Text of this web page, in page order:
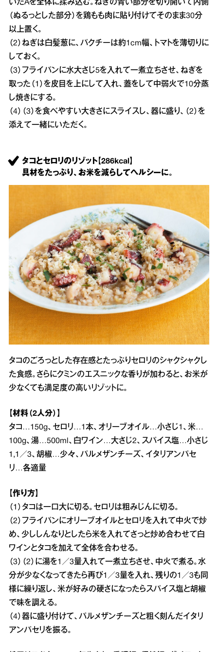
いたAを全体に揉み込む。ねぎの青い部分を切り開いて内側
（ぬるっとした部分）を鶏もも肉に貼り付けてそのまま30分
以上置く。
（2）ねぎは白髪葱に、パクチーは約1cm幅、トマトを薄切りに
しておく。
（3）フライパンに水大さじ5を入れて一煮立ちさせ、ねぎを
取った（1）を皮目を上にして入れ、蓋をして中弱火で10分蒸
し焼きにする。
（4）（3）を食べやすい大きさにスライスし、器に盛り、（2）を
添えて一緒にいただく。
タコとセロリのリゾット【286kcal】
具材をたっぷり、お米を減らしてヘルシーに。
タコのごろっとした存在感とたっぷりセロリのシャクシャクし
た食感。さらにクミンのエスニックな香りが加わると、お米が
少なくても満足度の高いリゾットに。
【材料（2人分）】
タコ…150g、セロリ…1本、オリーブオイル…小さじ1、米…
100g、湯…500ml、白ワイン…大さじ2、スパイス塩…小さじ
1,1／3、胡椒…少々、パルメザンチーズ、イタリアンパセ
リ…各適量
【作り方】
（1）タコは一口大に切る。セロリは粗みじんに切る。
（2）フライパンにオリーブオイルとセロリを入れて中火で炒
め、少ししんなりとしたら米を入れてさっと炒め合わせて白
ワインとタコを加えて全体を合わせる。
（3）（2）に湯を1／3量入れて一煮立ちさせ、中火で煮る。水
分が少なくなってきたら再び1／3量を入れ、残りの1／3も同
様に繰り返し、米が好みの硬さになったらスパイス塩と胡椒
で味を調える。
（4）器に盛り付けて、パルメザンチーズと粗く刻んだイタリ
アンパセリを振る。